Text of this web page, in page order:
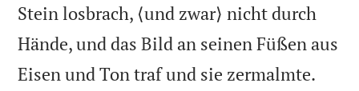
Stein losbrach, ⟨und zwar⟩ nicht durch
Hände, und das Bild an seinen Füßen aus
Eisen und Ton traf und sie zermalmte.